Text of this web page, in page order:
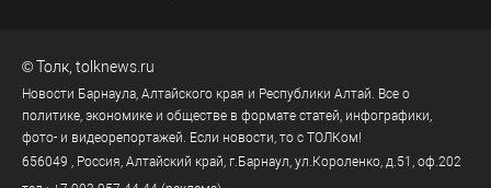
©Толк tolknews.ru
Новости Барнаула, Алтайского края и Республики Алтай. Все о
политике, экономике и обществе в формате статей, инфографики,
фото- и видеорепортажей. Если новости, то с ТОЛКом!
656049
, Россия, Алтайский край, г. Барнаул ул.Короленко, д.51, оф.202